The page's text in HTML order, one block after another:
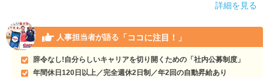
詳細を見る
人事担当者が語る 「ココに注目！」
辞令なし!自分らしいキャリアを切り開くための「社内公募制度」
年間休日120日以上／完全週休2日制／年2回の自動昇給あり